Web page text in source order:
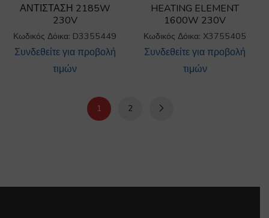
ΑΝΤΙΣΤΑΣΗ 2185W
230V
Κωδικός Δόικα: D3355449
Συνδεθείτε για προβολή
τιμών
HEATING ELEMENT
1600W 230V
Κωδικός Δόικα: X3755405
Συνδεθείτε για προβολή
τιμών
1 2